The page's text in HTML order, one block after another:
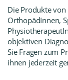
Die Produkte von
OrthopädInnen,
objektiven
Sie Fragen zum
ihnen jederzeit